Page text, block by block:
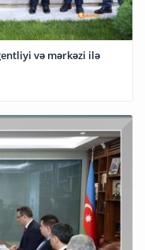
və mərkəzi ilə